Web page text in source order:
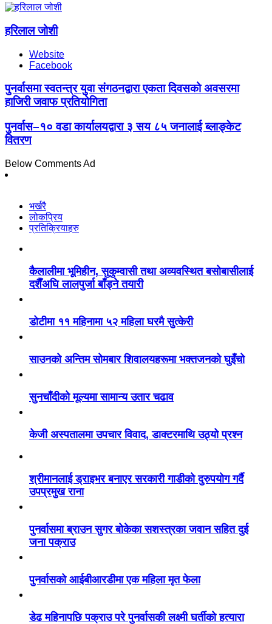
हरिलाल जोशी
Website
Facebook
पुनर्वासमा स्वतन्त्र युवा संगठनद्वारा एकता दिवसको अवसरमा
हाजिरी जवाफ प्रतियोगिता
पुनर्वास–१० वडा कार्यालयद्वारा ३ सय ८५ जनालाई ब्लाङ्केट
वितरण
Below Comments Ad
भर्खरै
लोकप्रिय
प्रतिक्रियाहरु
कैलालीमा भूमिहीन, सुकुम्वासी तथा अव्यवस्थित बसोबासीलाई
दशैँअघि लालपुर्जा बाँड्ने तयारी
डोटीमा ११ महिनामा ५२ महिला घरमै सुत्केरी
साउनको अन्तिम सोमबार शिवालयहरूमा भक्तजनको घुइँचो
सुनचाँदीको मूल्यमा सामान्य उतार चढाव
केजी अस्पतालमा उपचार विवाद, डाक्टरमाथि उठ्यो प्रश्न
श्रीमानलाई ड्राइभर बनाएर सरकारी गाडीको दुरुपयोग गर्दै
उपप्रमुख राना
पुनर्वासमा ब्राउन सुगर बोकेका सशस्त्रका जवान सहित दुई
जना पक्राउ
पुनर्वासको आईबीआरडीमा एक महिला मृत फेला
डेढ महिनापछि पक्राउ परे पुनर्वासकी लक्ष्मी घर्तीको हत्यारा